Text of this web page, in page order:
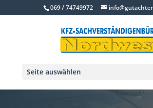
069 / 74749972
Seite auswählen